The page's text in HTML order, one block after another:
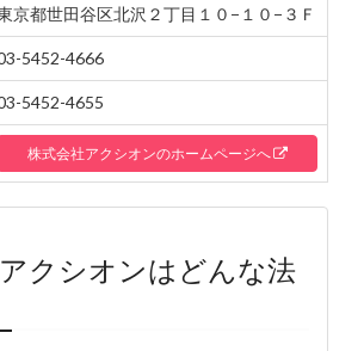
京都世田谷区北沢２丁目１０−１０−３Ｆ
5452-4666
5452-4655
株式会社アクシオンのホームページへ
クシオンはどんな法